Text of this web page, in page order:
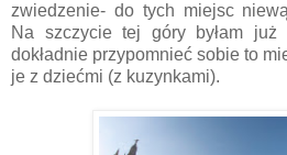
zwiedzenie- do tych miejsc
Na szczycie tej góry byłam już
dokładnie przypomnieć sobie to
je z dziećmi (z kuzynkami).